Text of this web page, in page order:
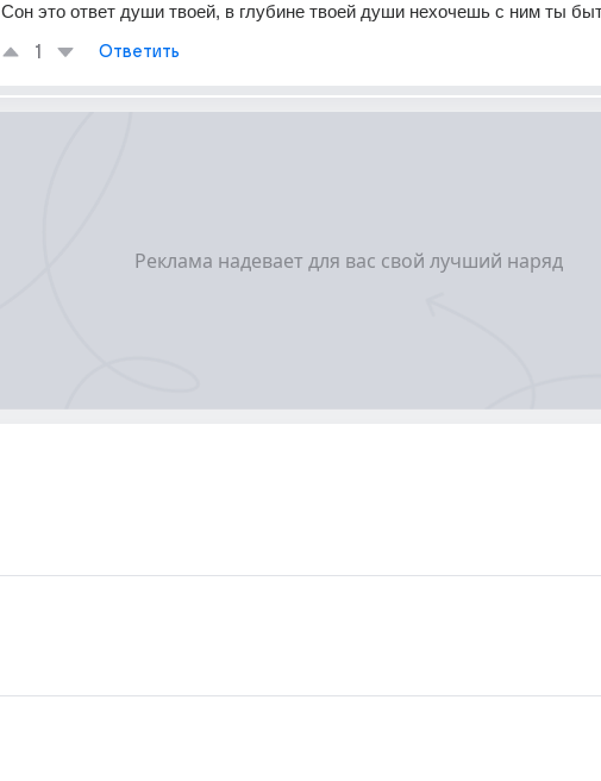
Сон это ответ души твоей, в глубине твоей души нехочешь с ним ты
1 Ответить